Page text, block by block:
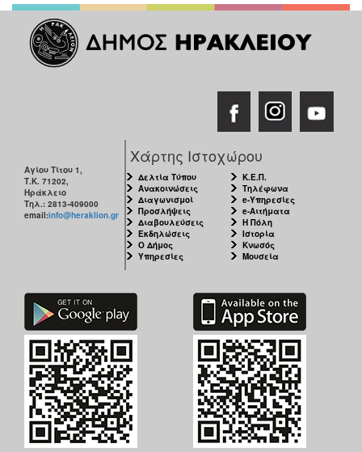
Αγίου Τίτου 1,
Τ.Κ. 71202,
Ηράκλειο
Τηλ.: 2813-409000
email:info@heraklion.gr
Χάρτης Ιστοχώρου
Δελτία Τύπου
Ανακοινώσεις
Διαγωνισμοί
Προσλήψεις
Διαβουλεύσεις
Εκδηλώσεις
Ο Δήμος
Υπηρεσίες
Κ.Ε.Π.
Τηλέφωνα
e-Υπηρεσίες
e-Αιτήματα
Η Πόλη
Ιστορία
Κνωσός
Μουσεία